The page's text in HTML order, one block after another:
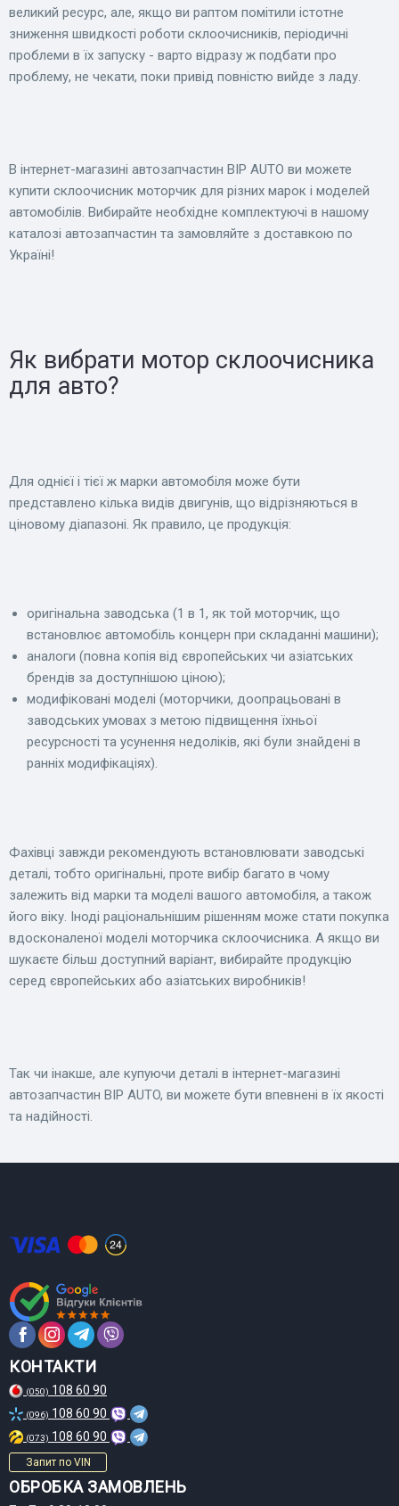
великий ресурс, але, якщо ви раптом помітили істотне
зниження швидкості роботи склоочисників, періодичні
проблеми в їх запуску - варто відразу ж подбати про
проблему, не чекати, поки привід повністю вийде з ладу.
В інтернет-магазині автозапчастин BIP AUTO ви можете
купити склоочисник моторчик для різних марок і моделей
автомобілів. Вибирайте необхідне комплектуючі в нашому
каталозі автозапчастин та замовляйте з доставкою по
Україні!
Як вибрати мотор склоочисника
для авто?
Для однієї і тієї ж марки автомобіля може бути
представлено кілька видів двигунів, що відрізняються в
ціновому діапазоні. Як правило, це продукція:
оригінальна заводська (1 в 1, як той моторчик, що
встановлює автомобіль концерн при складанні машини);
аналоги (повна копія від європейських чи азіатських
брендів за доступнішою ціною);
модифіковані моделі (моторчики, доопрацьовані в
заводських умовах з метою підвищення їхньої
ресурсності та усунення недоліків, які були знайдені в
ранніх модифікаціях).
Фахівці завжди рекомендують встановлювати заводські
деталі, тобто оригінальні, проте вибір багато в чому
залежить від марки та моделі вашого автомобіля, а також
його віку. Іноді раціональнішим рішенням може стати покупка
вдосконаленої моделі моторчика склоочисника. А якщо ви
шукаєте більш доступний варіант, вибирайте продукцію
серед європейських або азіатських виробників!
Так чи інакше, але купуючи деталі в інтернет-магазині
автозапчастин BIP AUTO, ви можете бути впевнені в їх якості
та надійності.
КОНТАКТИ
(050) 108 60 90
(096) 108 60 90
(073) 108 60 90
Запит по VIN
ОБРОБКА ЗАМОВЛЕНЬ